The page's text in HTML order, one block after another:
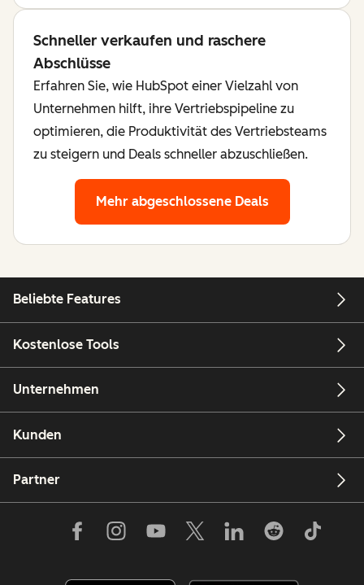
Schneller verkaufen und raschere
Abschlüsse
Erfahren Sie, wie HubSpot einer Vielzahl von
Unternehmen hilft, ihre Vertriebspipeline zu
optimieren, die Produktivität des Vertriebsteams
zu steigern und Deals schneller abzuschließen.
Mehr abgeschlossene Deals
Beliebte Features
Kostenlose Tools
Unternehmen
Kunden
Partner